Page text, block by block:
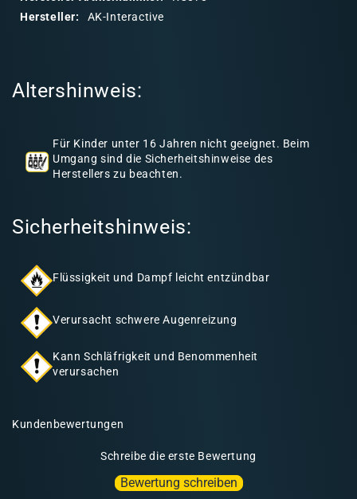
n
Hersteller:
AK-Interactive
Altershinweis:
Für Kinder unter 16 Jahren nicht geeignet. Beim
Umgang sind die Sicherheitshinweise des
Herstellers zu beachten.
Sicherheitshinweis:
Flüssigkeit und Dampf leicht entzündbar
Verursacht schwere Augenreizung
Kann Schläfrigkeit und Benommenheit
verursachen
Kundenbewertungen
Schreibe die erste Bewertung
Bewertung schreiben